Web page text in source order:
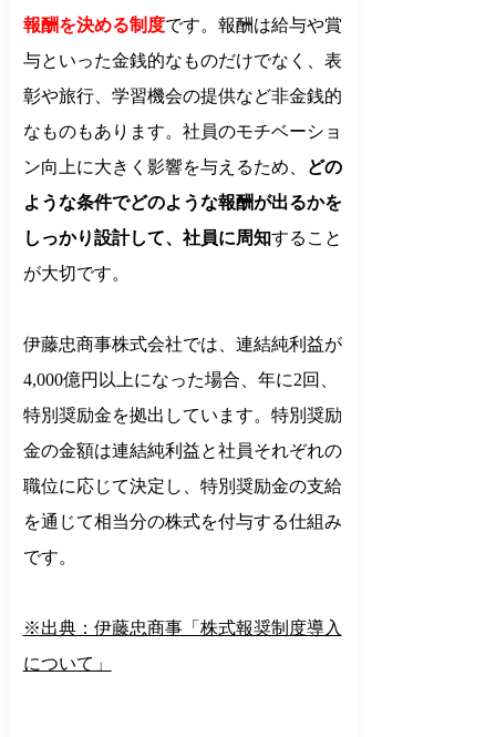
報酬を決める制度です。報酬は給与や賞
与といった金銭的なものだけでなく、表
彰や旅行、学習機会の提供など非金銭的
なものもあります。社員のモチベーショ
ン向上に大きく影響を与えるため、
どの
ような条件でどのような報酬が出るかを
しっかり設計して、社員に周知すること
が大切です。
伊藤忠商事株式会社では、連結純利益が
4,000億円以上になった場合、年に2回、
特別奨励金を拠出しています。特別奨励
金の金額は連結純利益と社員それぞれの
職位に応じて決定し、特別奨励金の支給
を通じて相当分の株式を付与する仕組み
です。
※出典：伊藤忠商事「株式報奨制度導入
について」